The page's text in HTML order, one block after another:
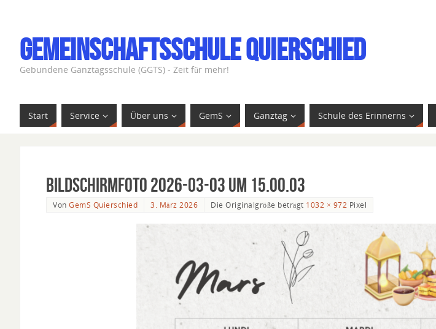
Gemeinschaftsschule Quierschied
Gebundene Ganztagsschule (GGTS) - Zeit für mehr!
Start Service Über uns GemS Ganztag Schule des Erinnerns
Bildschirmfoto 2026-03-03 um 15.00.03
Von GemS Quierschied 3. März 2026 Die Originalgröße beträgt 1032 × 972 Pixel